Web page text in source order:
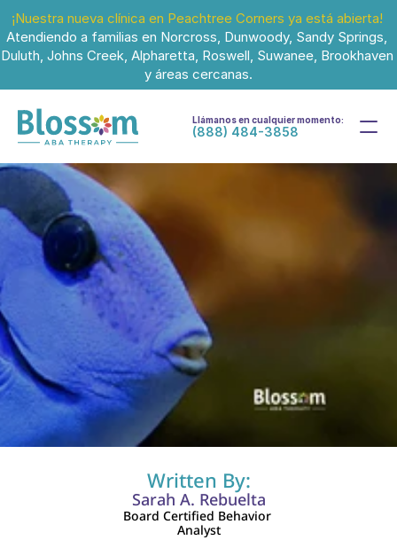
¡Nuestra nueva clínica en Peachtree Corners ya está abierta!
Atendiendo a familias en Norcross, Dunwoody, Sandy Springs,
Duluth, Johns Creek, Alpharetta, Roswell, Suwanee, Brookhaven
y áreas cercanas.
Llámanos en cualquier momento:
(888) 484-3858
11 jun 2024
Written By:
Sarah A. Rebuelta
Board Certified Behavior
Analyst